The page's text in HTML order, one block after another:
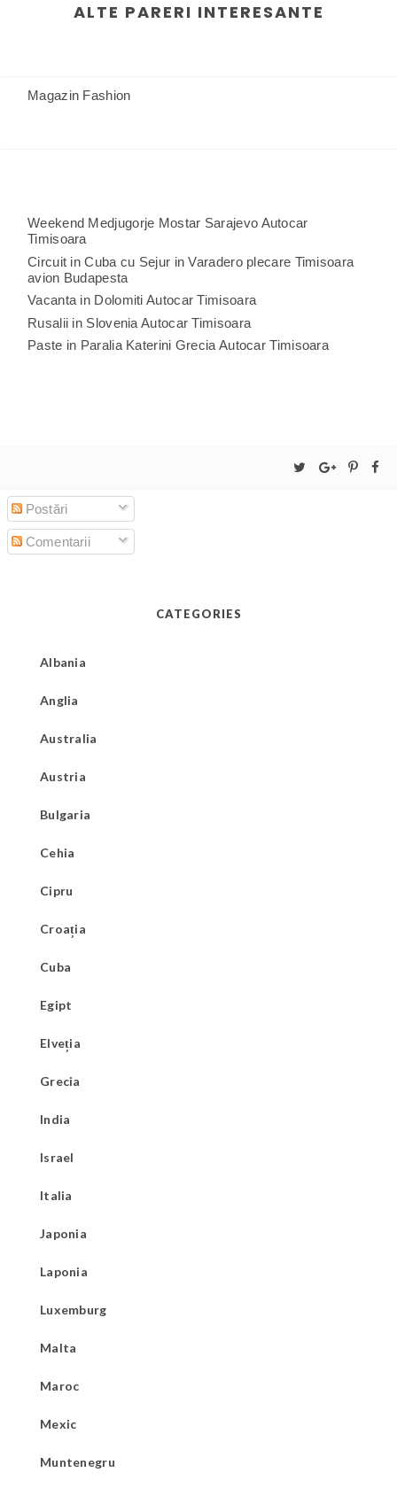
ALTE PARERI INTERESANTE
Magazin Fashion
Weekend Medjugorje Mostar Sarajevo Autocar
Timisoara
Circuit in Cuba cu Sejur in Varadero plecare Timisoara
avion Budapesta
Vacanta in Dolomiti Autocar Timisoara
Rusalii in Slovenia Autocar Timisoara
Paste in Paralia Katerini Grecia Autocar Timisoara
Postări
Comentarii
CATEGORIES
Albania
Anglia
Australia
Austria
Bulgaria
Cehia
Cipru
Croația
Cuba
Egipt
Elveția
Grecia
India
Israel
Italia
Japonia
Laponia
Luxemburg
Malta
Maroc
Mexic
Muntenegru